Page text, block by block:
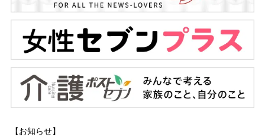
【お知らせ】